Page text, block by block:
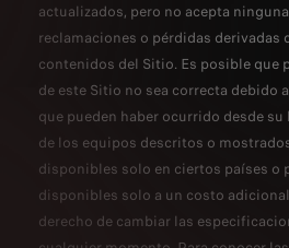
actualizados, pero no acepta
reclamaciones o pérdidas derivadas
contenidos del Sitio. Es posible que
de este Sitio no sea correcta debido
que pueden haber ocurrido desde
de los equipos descritos o
disponibles solo en ciertos países o
disponibles solo a un costo
derecho de cambiar las